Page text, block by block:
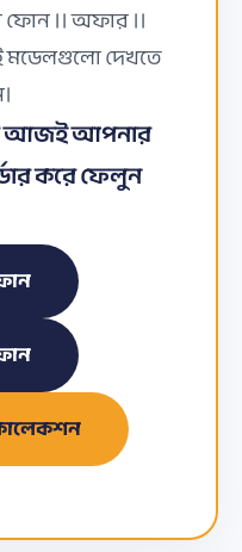
।। অফার ।।
মডেলগুলো দেখতে
আজই আপনার
করে ফেলুন